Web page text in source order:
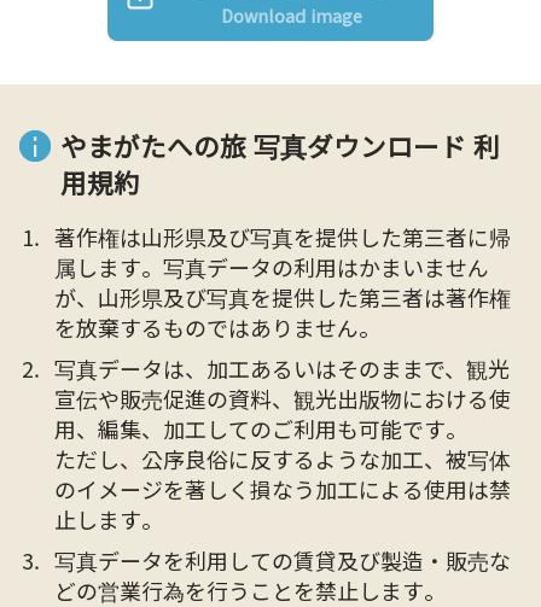
Download image
やまがたへの旅 写真ダウンロード 利
用規約
著作権は山形県及び写真を提供した第三者に帰
属します。写真データの利用はかまいません
が、山形県及び写真を提供した第三者は著作権
を放棄するものではありません。
写真データは、加工あるいはそのままで、観光
宣伝や販売促進の資料、観光出版物における使
用、編集、加工してのご利用も可能です。
ただし、公序良俗に反するような加工、被写体
のイメージを著しく損なう加工による使用は禁
止します。
写真データを利用しての賃貸及び製造・販売な
どの営業行為を行うことを禁止します。